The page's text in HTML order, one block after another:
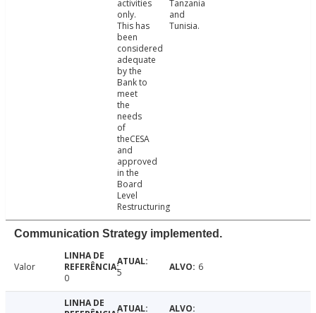
activities
only.
This has
been
considered
adequate
by the
Bank to
meet
the
needs
of
theCESA
and
approved
in the
Board
Level
Restructuring
Tanzania
and
Tunisia.
Communication Strategy implemented.
Valor
0
5 6